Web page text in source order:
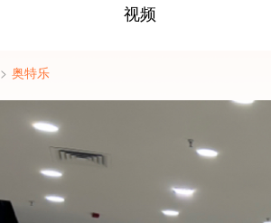
视频
> 奥特乐